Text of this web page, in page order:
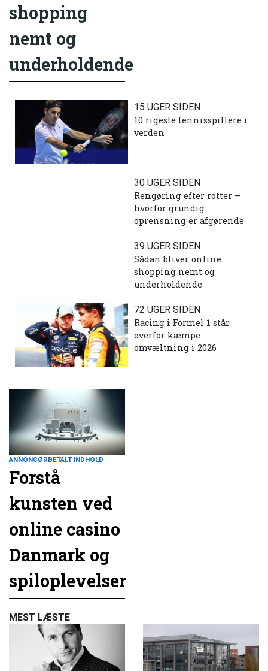
shopping
nemt og
underholdende
15 UGER SIDEN
10 rigeste tennisspillere i
verden
30 UGER SIDEN
Rengøring efter rotter –
hvorfor grundig
oprensning er afgørende
39 UGER SIDEN
Sådan bliver online
shopping nemt og
underholdende
72 UGER SIDEN
Racing i Formel 1 står
overfor kæmpe
omvæltning i 2026
ANNONCØRBETALT INDHOLD
Forstå
kunsten ved
online casino
Danmark og
spiloplevelser
MEST LÆSTE